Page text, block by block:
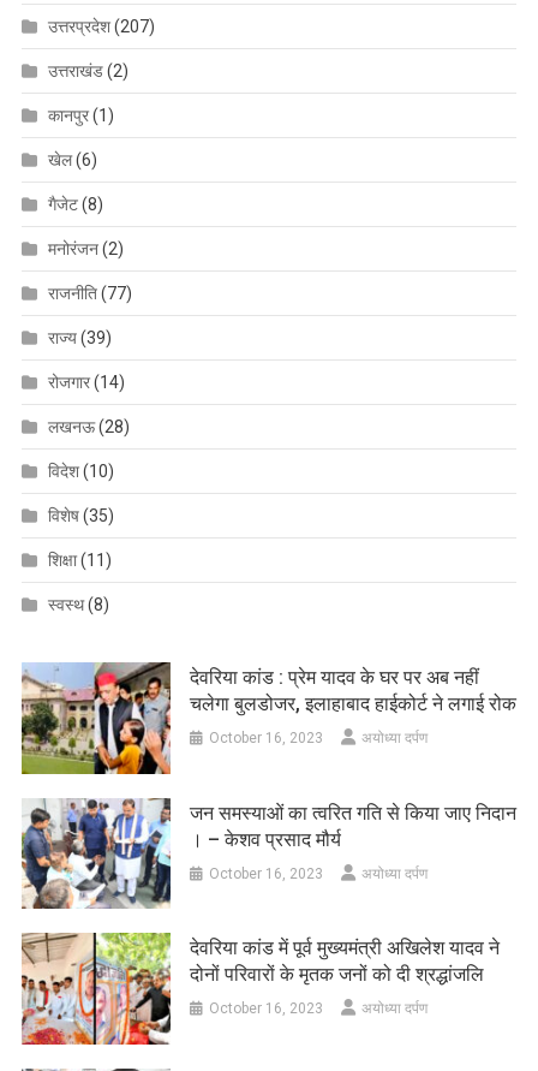
उत्तरप्रदेश(207)
उत्तराखंड(2)
कानपुर(1)
खेल(6)
गैजेट(8)
मनोरंजन(2)
राजनीति(77)
राज्य(39)
रोजगार(14)
लखनऊ(28)
विदेश(10)
विशेष(35)
शिक्षा(11)
स्वस्थ(8)
देवरिया कांड : प्रेम यादव के घर पर अब नहीं
चलेगा बुलडोजर, इलाहाबाद हाईकोर्ट ने लगाई रोक
October 16, 2023 अयोध्या दर्पण
जन समस्याओं का त्वरित गति से किया जाए निदान
। – केशव प्रसाद मौर्य
October 16, 2023 अयोध्या दर्पण
देवरिया कांड में पूर्व मुख्यमंत्री अखिलेश यादव ने
दोनों परिवारों के मृतक जनों को दी श्रद्धांजलि
October 16, 2023 अयोध्या दर्पण